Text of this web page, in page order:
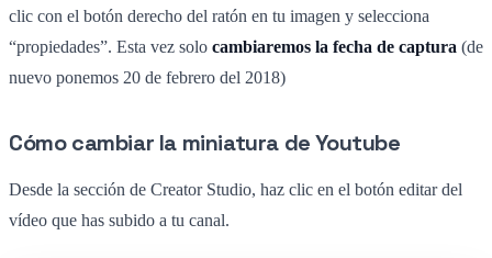
clic con el botón derecho del ratón en tu imagen y selecciona
“propiedades”. Esta vez solo cambiaremos la fecha de captura (de
nuevo ponemos 20 de febrero del 2018)
Cómo cambiar la miniatura de Youtube
Desde la sección de Creator Studio, haz clic en el botón editar del
vídeo que has subido a tu canal.